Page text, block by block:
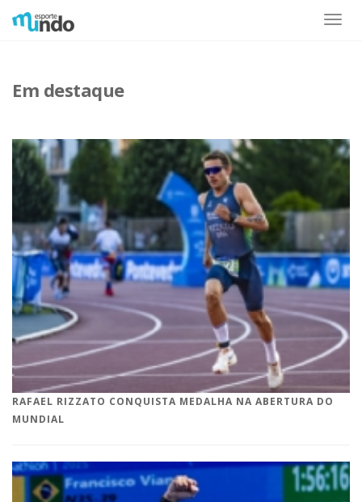
Toggle
Em destaque
RAFAEL RIZZATO CONQUISTA MEDALHA NA ABERTURA DO
MUNDIAL